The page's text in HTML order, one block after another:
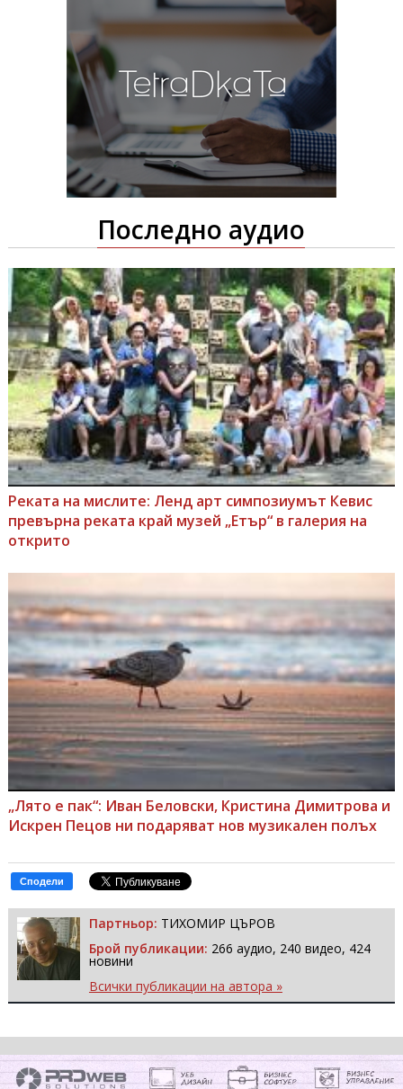
Последно аудио
Реката на мислите: Ленд арт симпозиумът Кевис
превърна реката край музей „Етър“ в галерия на
открито
„Лято е пак“: Иван Беловски, Кристина Димитрова и
Искрен Пецов ни подаряват нов музикален полъх
Сподели
Партньор: ТИХОМИР ЦЪРОВ
Брой публикации: 266 аудио, 240 видео, 424
новини
Всички публикации на автора »